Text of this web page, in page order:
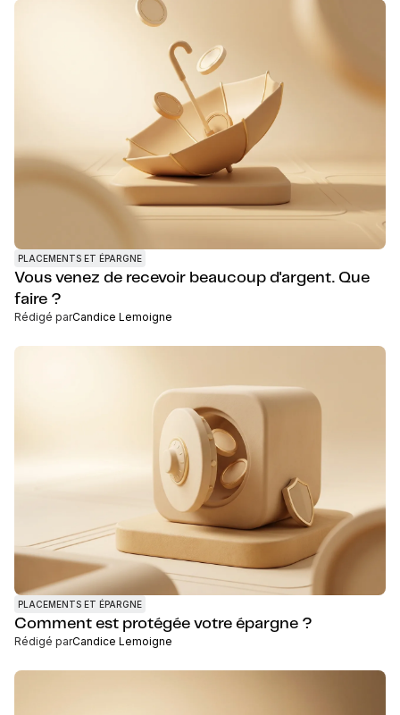
PLACEMENTS ET ÉPARGNE
Vous venez de recevoir beaucoup d'argent. Que
faire ?
Rédigé parCandice Lemoigne
PLACEMENTS ET ÉPARGNE
Comment est protégée votre épargne ?
Rédigé parCandice Lemoigne